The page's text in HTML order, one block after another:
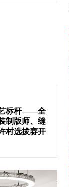
标杆——全
制版师、缝
村选拔赛开